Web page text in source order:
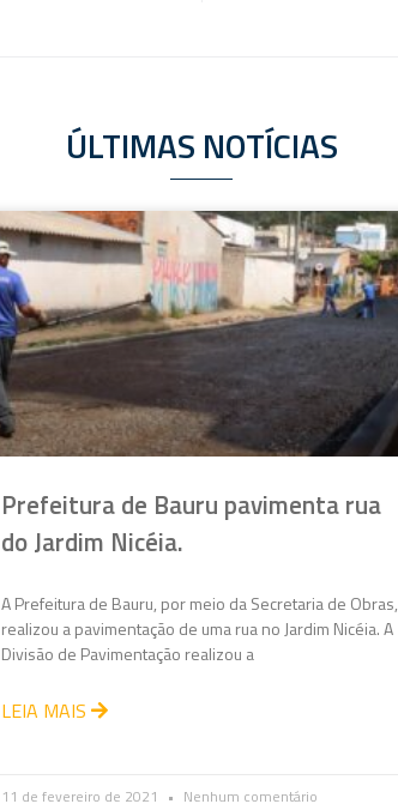
ÚLTIMAS NOTÍCIAS
Prefeitura de Bauru pavimenta rua
do Jardim Nicéia.
A Prefeitura de Bauru, por meio da Secretaria de Obras,
realizou a pavimentação de uma rua no Jardim Nicéia. A
Divisão de Pavimentação realizou a
LEIA MAIS
11 de fevereiro de 2021 Nenhum comentário